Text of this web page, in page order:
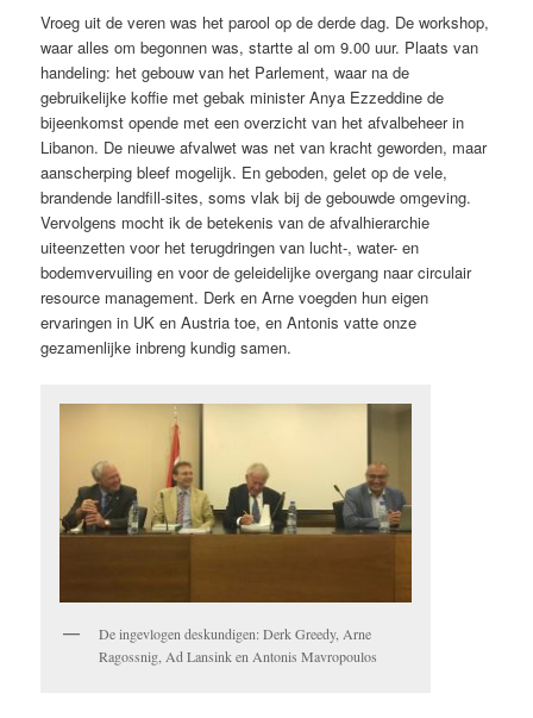
Vroeg uit de veren was het parool op de derde dag. De workshop,
waar alles om begonnen was, startte al om 9.00 uur. Plaats van
handeling: het gebouw van het Parlement, waar na de
gebruikelijke koffie met gebak minister Anya Ezzeddine de
bijeenkomst opende met een overzicht van het afvalbeheer in
Libanon. De nieuwe afvalwet was net van kracht geworden, maar
aanscherping bleef mogelijk. En geboden, gelet op de vele,
brandende landfill-sites, soms vlak bij de gebouwde omgeving.
Vervolgens mocht ik de betekenis van de afvalhierarchie
uiteenzetten voor het terugdringen van lucht-, water- en
bodemvervuiling en voor de geleidelijke overgang naar circulair
resource management. Derk en Arne voegden hun eigen
ervaringen in UK en Austria toe, en Antonis vatte onze
gezamenlijke inbreng kundig samen.
De ingevlogen deskundigen: Derk Greedy, Arne
Ragossnig, Ad Lansink en Antonis Mavropoulos